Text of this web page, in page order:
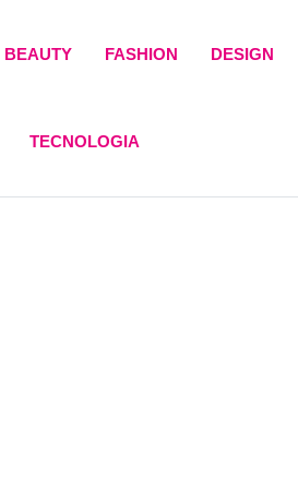
BEAUTY FASHION DESIGN
TECNOLOGIA